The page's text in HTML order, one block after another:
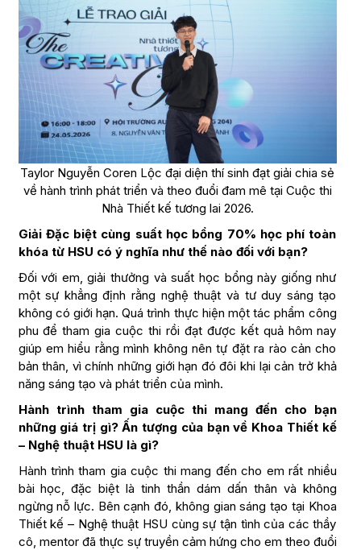
Taylor Nguyễn Coren Lộc đại diện thí sinh đạt giải chia sẻ
về hành trình phát triển và theo đuổi đam mê tại Cuộc thi
Nhà Thiết kế tương lai 2026.
Giải Đặc biệt cùng suất học bổng 70% học phí toàn
khóa từ HSU có ý nghĩa như thế nào đối với bạn?
Đối với em, giải thưởng và suất học bổng này giống như
một sự khẳng định rằng nghệ thuật và tư duy sáng tạo
không có giới hạn. Quá trình thực hiện một tác phẩm công
phu để tham gia cuộc thi rồi đạt được kết quả hôm nay
giúp em hiểu rằng mình không nên tự đặt ra rào cản cho
bản thân, vì chính những giới hạn đó đôi khi lại cản trở khả
năng sáng tạo và phát triển của mình.
Hành trình tham gia cuộc thi mang đến cho bạn
những giá trị gì? Ấn tượng của bạn về Khoa Thiết kế
– Nghệ thuật HSU là gì?
Hành trình tham gia cuộc thi mang đến cho em rất nhiều
bài học, đặc biệt là tinh thần dám dấn thân và không
ngừng nỗ lực. Bên cạnh đó, không gian sáng tạo tại Khoa
Thiết kế – Nghệ thuật HSU cùng sự tận tình của các thầy
cô, mentor đã thực sự truyền cảm hứng cho em theo đuổi